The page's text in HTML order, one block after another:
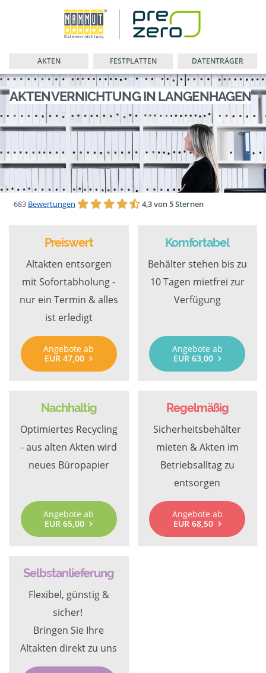
AKTEN FESTPLATTEN DATENTRÄGER
AKTENVERNICHTUNG IN LANGENHAGEN
683 Bewertungen 4,3 von 5 Sternen
Preiswert
Altakten entsorgen
mit Sofortabholung -
nur ein Termin & alles
ist erledigt
Angebote ab
EUR 47,00
Komfortabel
Behälter stehen bis zu
10 Tagen mietfrei zur
Verfügung
Angebote ab
EUR 63,00
Nachhaltig
Optimiertes Recycling
- aus alten Akten wird
neues Büropapier
Angebote ab
EUR 65,00
Regelmäßig
Sicherheitsbehälter
mieten & Akten im
Betriebsalltag zu
entsorgen
Angebote ab
EUR 68,50
Selbstanlieferung
Flexibel, günstig &
sicher!
Bringen Sie Ihre
Altakten direkt zu uns